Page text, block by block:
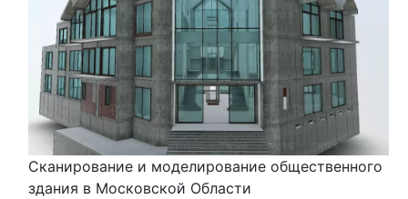
Сканирование и моделирование общественного
здания в Московской Области